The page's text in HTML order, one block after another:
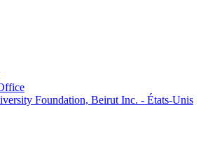
Foundation, Beirut Inc. - États-Unis